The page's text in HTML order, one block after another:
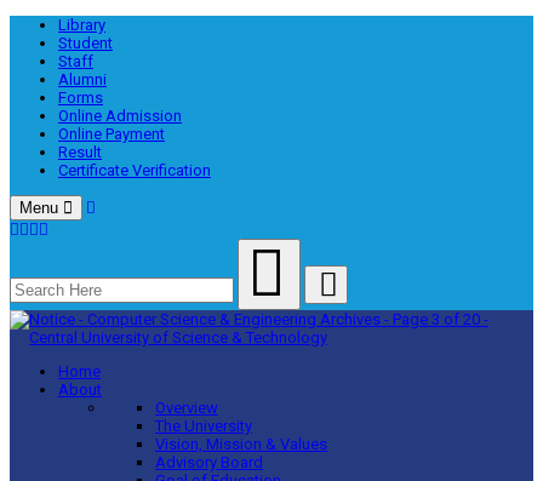
Library
Student
Staff
Alumni
Forms
Online Admission
Online Payment
Result
Certificate Verification
Menu
Home
About
Overview
The University
Vision, Mission & Values
Advisory Board